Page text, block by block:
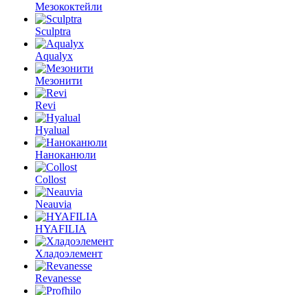
Мезококтейли
Sculptra
Aqualyx
Мезонити
Revi
Hyalual
Наноканюли
Collost
Neauvia
HYAFILIA
Хладоэлемент
Revanesse